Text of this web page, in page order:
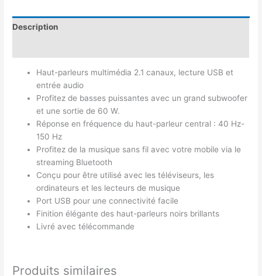
Description
Haut-parleurs multimédia 2.1 canaux, lecture USB et
entrée audio
Profitez de basses puissantes avec un grand subwoofer
et une sortie de 60 W.
Réponse en fréquence du haut-parleur central : 40 Hz-
150 Hz
Profitez de la musique sans fil avec votre mobile via le
streaming Bluetooth
Conçu pour être utilisé avec les téléviseurs, les
ordinateurs et les lecteurs de musique
Port USB pour une connectivité facile
Finition élégante des haut-parleurs noirs brillants
Livré avec télécommande
Produits similaires